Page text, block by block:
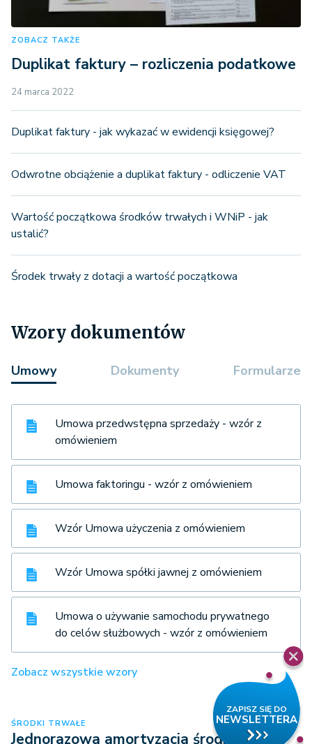
ZOBACZ TAKŻE
Duplikat faktury – rozliczenia podatkowe
24 marca 2022
Duplikat faktury - jak wykazać w ewidencji księgowej?
Odwrotne obciążenie a duplikat faktury - odliczenie VAT
Wartość początkowa środków trwałych i WNiP - jak
ustalić?
Środek trwały z dotacji a wartość początkowa
Wzory dokumentów
Umowy Dokumenty Formularze
Umowa przedwstępna sprzedaży - wzór z
omówieniem
Umowa faktoringu - wzór z omówieniem
Wzór Umowa użyczenia z omówieniem
Wzór Umowa spółki jawnej z omówieniem
Umowa o używanie samochodu prywatnego
do celów służbowych - wzór z omówieniem
Zobacz wszystkie wzory
ŚRODKI TRWAŁE
Jednorazowa amortyzacja środków